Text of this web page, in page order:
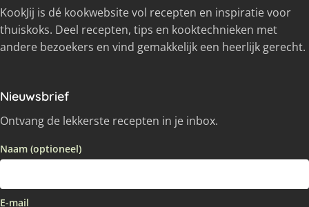
KookJij is dé kookwebsite vol recepten en inspiratie voor
thuiskoks. Deel recepten, tips en kooktechnieken met
andere bezoekers en vind gemakkelijk een heerlijk gerecht.
Nieuwsbrief
Ontvang de lekkerste recepten in je inbox.
Naam (optioneel)
E-mail